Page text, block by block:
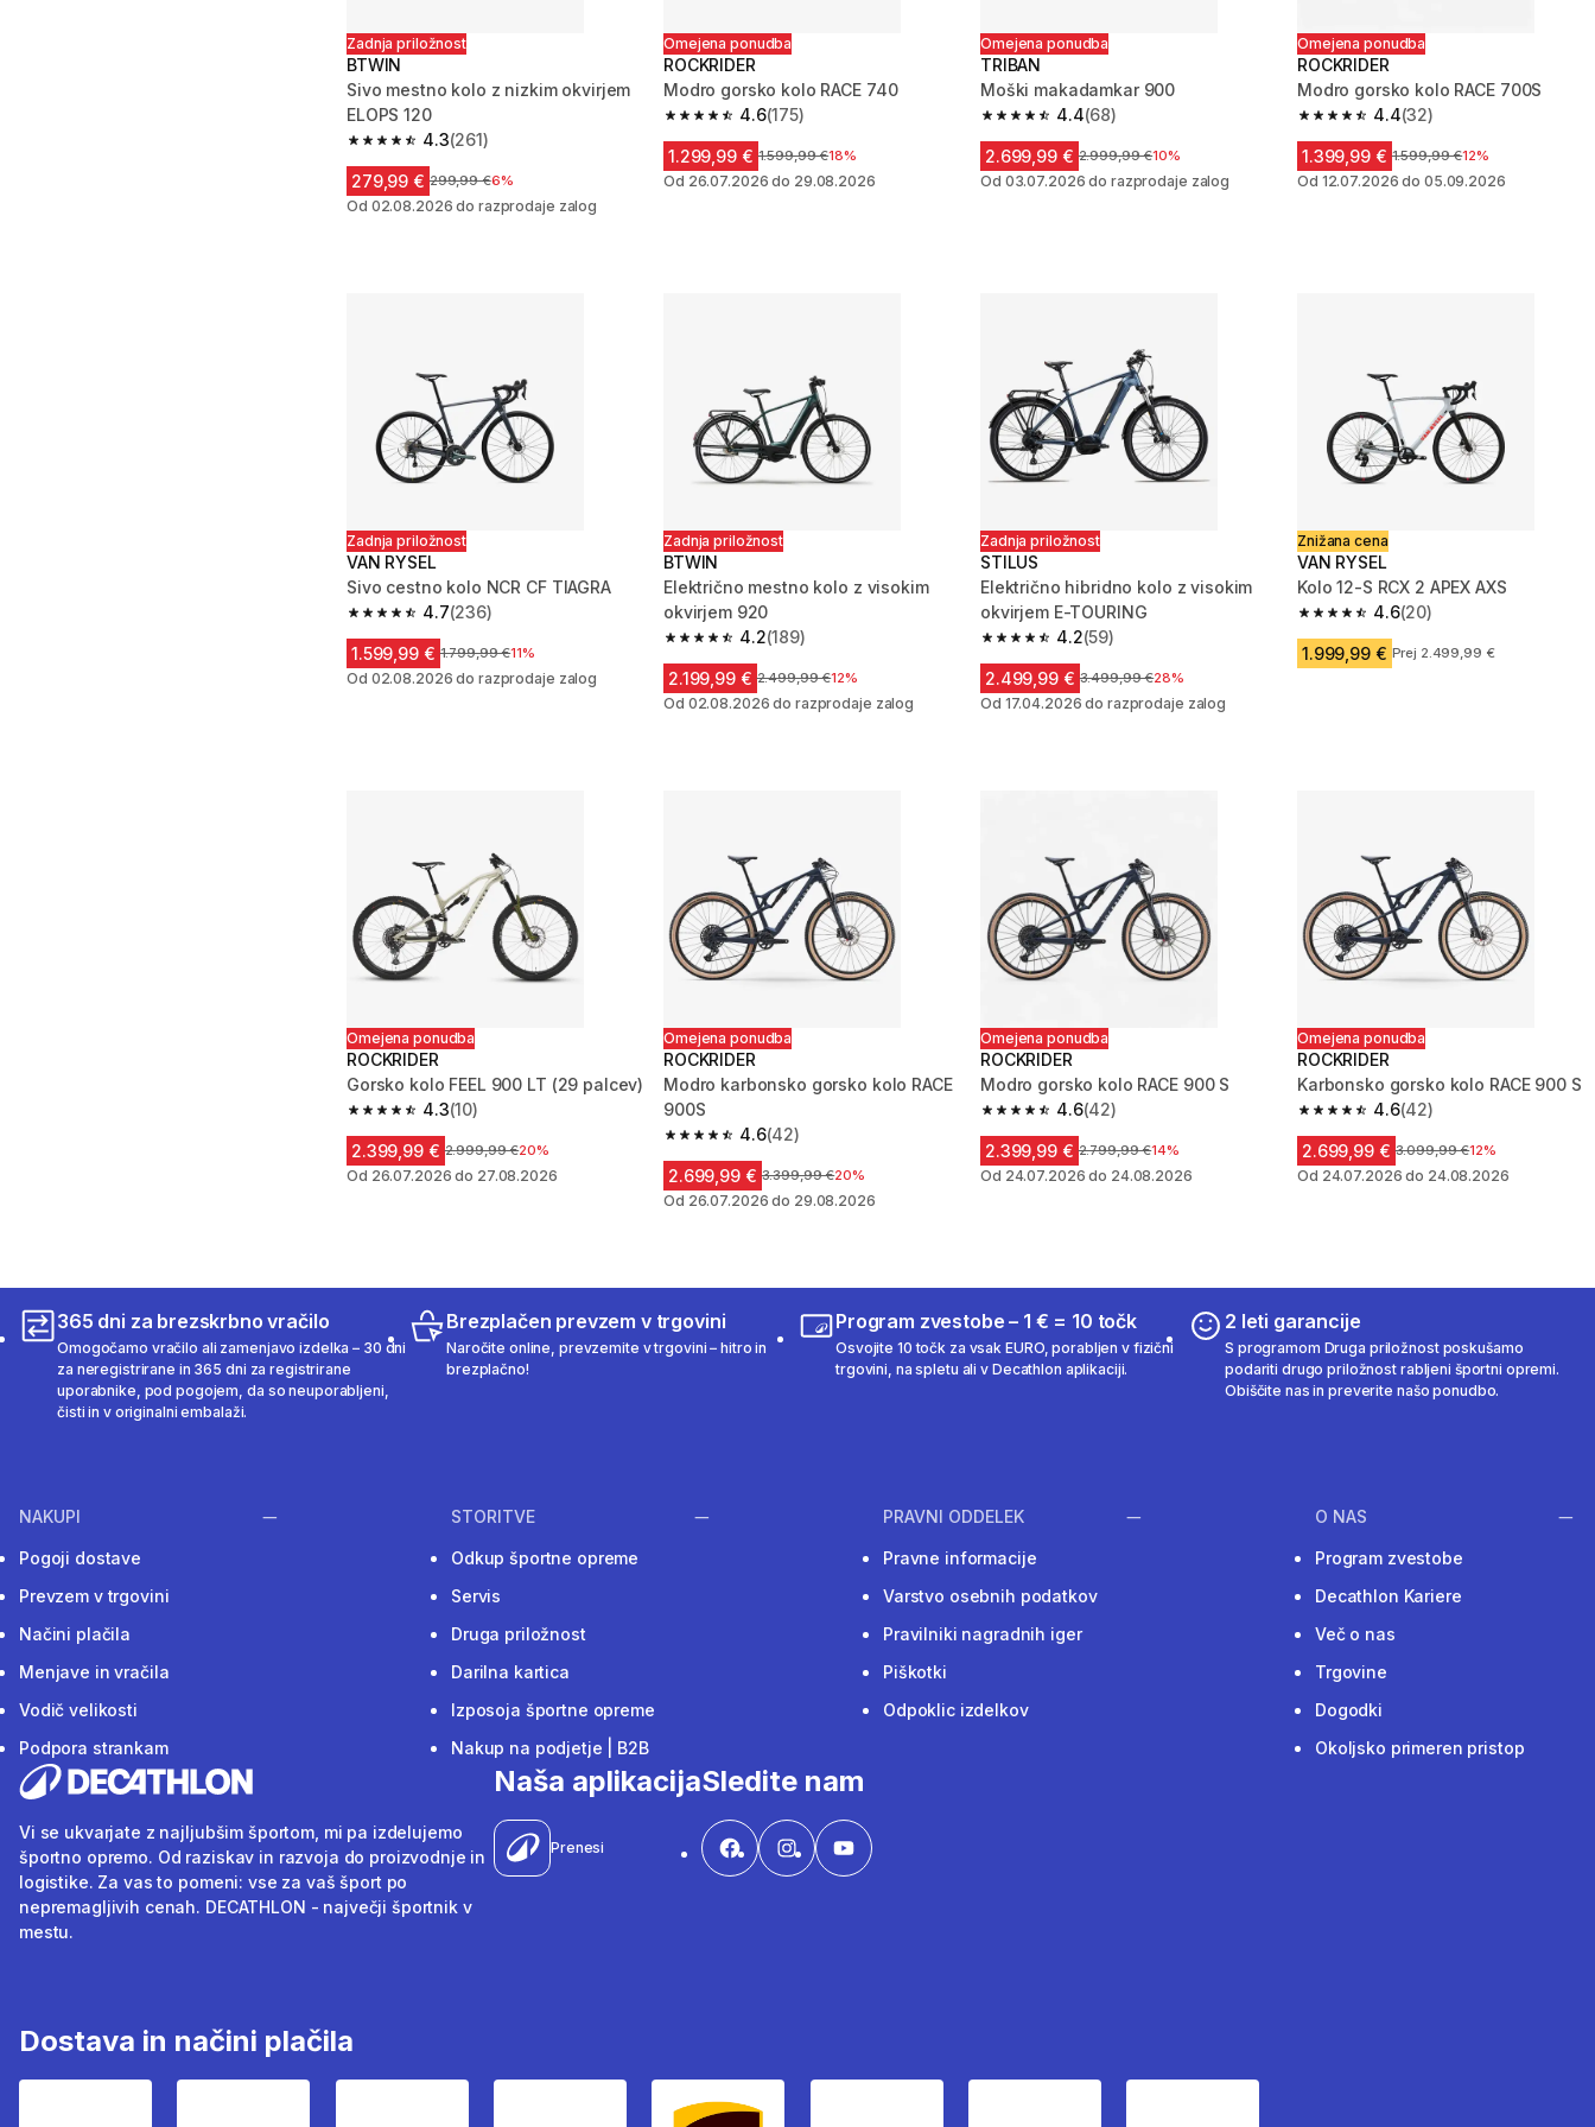
Zadnja priložnost
BTWIN
Sivo mestno kolo z nizkim okvirjem
ELOPS 120
4.3
4.3 od 5 zvezdic from 261 ocene
(261)
279,99 € Cena pred znižanjem
299,99 €6%
Od 02.08.2026 do razprodaje zalog
Omejena ponudba
ROCKRIDER
Modro gorsko kolo RACE 740
4.6
4.6 od 5 zvezdic from 175 ocene
(175)
1.299,99 € Cena pred znižanjem
1.599,99 €18%
Od 26.07.2026 do 29.08.2026
Omejena ponudba
TRIBAN
Moški makadamkar 900
4.4
4.4 od 5 zvezdic from 68 ocene
(68)
2.699,99 € Cena pred znižanjem
2.999,99 €10%
Od 03.07.2026 do razprodaje zalog
Omejena ponudba
ROCKRIDER
Modro gorsko kolo RACE 700S
4.4
4.4 od 5 zvezdic from 32 ocene
(32)
1.399,99 € Cena pred znižanjem
1.599,99 €12%
Od 12.07.2026 do 05.09.2026
Zadnja priložnost
VAN RYSEL
Sivo cestno kolo NCR CF TIAGRA
4.7
4.7 od 5 zvezdic from 236 ocene
(236)
1.599,99 € Cena pred znižanjem
1.799,99 €11%
Od 02.08.2026 do razprodaje zalog
Zadnja priložnost
BTWIN
Električno mestno kolo z visokim
okvirjem 920
4.2
4.2 od 5 zvezdic from 189 ocene
(189)
2.199,99 € Cena pred znižanjem
2.499,99 €12%
Od 02.08.2026 do razprodaje zalog
Zadnja priložnost
STILUS
Električno hibridno kolo z visokim
okvirjem E-TOURING
4.2
4.2 od 5 zvezdic from 59 ocene
(59)
2.499,99 € Cena pred znižanjem
3.499,99 €28%
Od 17.04.2026 do razprodaje zalog
Znižana cena
VAN RYSEL
Kolo 12-S RCX 2 APEX AXS
4.6
4.6 od 5 zvezdic from 20 ocene
(20)
1.999,99 € Prej 2.499,99 €
Omejena ponudba
ROCKRIDER
Gorsko kolo FEEL 900 LT (29 palcev)
4.3
4.3 od 5 zvezdic from 10 ocene
(10)
2.399,99 € Cena pred znižanjem
2.999,99 €20%
Od 26.07.2026 do 27.08.2026
Omejena ponudba
ROCKRIDER
Modro karbonsko gorsko kolo RACE
900S
4.6
4.6 od 5 zvezdic from 42 ocene
(42)
2.699,99 € Cena pred znižanjem
3.399,99 €20%
Od 26.07.2026 do 29.08.2026
Omejena ponudba
ROCKRIDER
Modro gorsko kolo RACE 900 S
4.6
4.6 od 5 zvezdic from 42 ocene
(42)
2.399,99 € Cena pred znižanjem
2.799,99 €14%
Od 24.07.2026 do 24.08.2026
Omejena ponudba
ROCKRIDER
Karbonsko gorsko kolo RACE 900 S
4.6
4.6 od 5 zvezdic from 42 ocene
(42)
2.699,99 € Cena pred znižanjem
3.099,99 €12%
Od 24.07.2026 do 24.08.2026
365 dni za brezskrbno vračilo
Omogočamo vračilo ali zamenjavo izdelka – 30 dni
za neregistrirane in 365 dni za registrirane
uporabnike, pod pogojem, da so neuporabljeni,
čisti in v originalni embalaži.
Brezplačen prevzem v trgovini
Naročite online, prevzemite v trgovini – hitro in
brezplačno!
Program zvestobe – 1 € = 10 točk
Osvojite 10 točk za vsak EURO, porabljen v fizični
trgovini, na spletu ali v Decathlon aplikaciji.
2 leti garancije
S programom Druga priložnost poskušamo
podariti drugo priložnost rabljeni športni opremi.
Obiščite nas in preverite našo ponudbo.
NAKUPI
Pogoji dostave
Prevzem v trgovini
Načini plačila
Menjave in vračila
Vodič velikosti
Podpora strankam
STORITVE
Odkup športne opreme
Servis
Druga priložnost
Darilna kartica
Izposoja športne opreme
Nakup na podjetje | B2B
PRAVNI ODDELEK
Pravne informacije
Varstvo osebnih podatkov
Pravilniki nagradnih iger
Piškotki
Odpoklic izdelkov
O NAS
Program zvestobe
Decathlon Kariere
Več o nas
Trgovine
Dogodki
Okoljsko primeren pristop
Vi se ukvarjate z najljubšim športom, mi pa izdelujemo
športno opremo. Od raziskav in razvoja do proizvodnje in
logistike. Za vas to pomeni: vse za vaš šport po
nepremagljivih cenah. DECATHLON - največji športnik v
mestu.
Naša aplikacija
Prenesi
Sledite nam
Dostava in načini plačila